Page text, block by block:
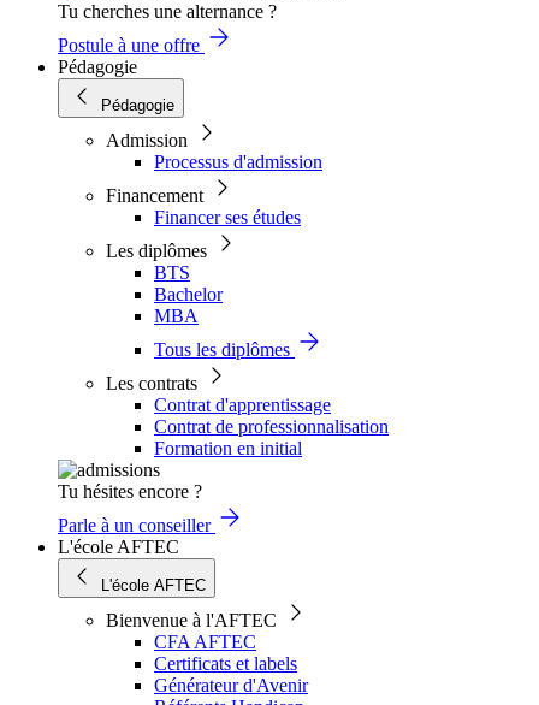
Tu cherches une alternance ?
Postule à une offre
Pédagogie
Pédagogie
Admission
Processus d'admission
Financement
Financer ses études
Les diplômes
BTS
Bachelor
MBA
Tous les diplômes
Les contrats
Contrat d'apprentissage
Contrat de professionnalisation
Formation en initial
Tu hésites encore ?
Parle à un conseiller
L'école AFTEC
L'école AFTEC
Bienvenue à l'AFTEC
CFA AFTEC
Certificats et labels
Générateur d'Avenir